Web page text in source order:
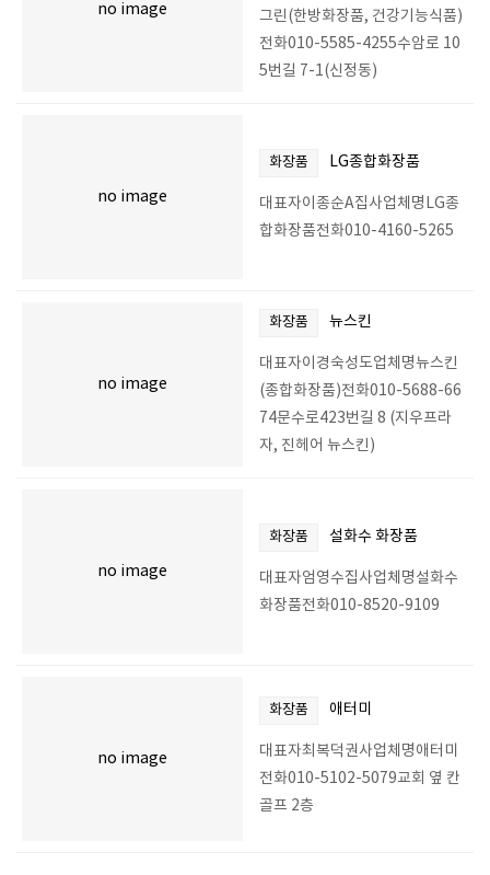
no image
그린(한방화장품, 건강기능식품)
전화010-5585-4255수암로 10
5번길 7-1(신정동)
no image
화장품 LG종합화장품
대표자이종순A집사업체명LG종
합화장품전화010-4160-5265
no image
화장품 뉴스킨
대표자이경숙성도업체명뉴스킨
(종합화장품)전화010-5688-66
74문수로423번길 8 (지우프라
자, 진헤어 뉴스킨)
no image
화장품 설화수 화장품
대표자엄영수집사업체명설화수
화장품전화010-8520-9109
no image
화장품 애터미
대표자최복덕권사업체명애터미
전화010-5102-5079교회 옆 칸
골프 2층